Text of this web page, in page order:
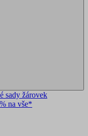
sady žárovek
na vše*